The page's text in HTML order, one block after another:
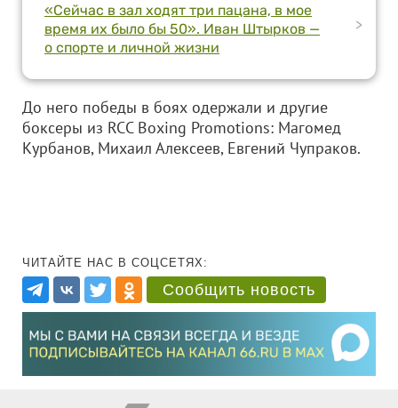
«Сейчас в зал ходят три пацана, в мое
время их было бы 50». Иван Штырков —
о спорте и личной жизни
>
До него победы в боях одержали и другие
боксеры из RCC Boxing Promotions: Магомед
Курбанов, Михаил Алексеев, Евгений Чупраков.
ЧИТАЙТЕ НАС В СОЦСЕТЯХ:
Сообщить новость